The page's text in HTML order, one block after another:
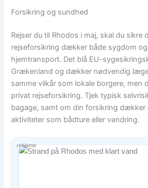
Forsikring og sundhed
Rejser du til Rhodos i maj, skal du sikre
rejseforsikring dækker både sygdom
hjemtransport. Det blå EU-
Grækenland og dækker nødvendig
samme vilkår som lokale borgere, men
privat rejseforsikring. Tjek typisk
bagage, samt om din forsikring dækker
aktiviteter som bådture eller vandring.
reklame